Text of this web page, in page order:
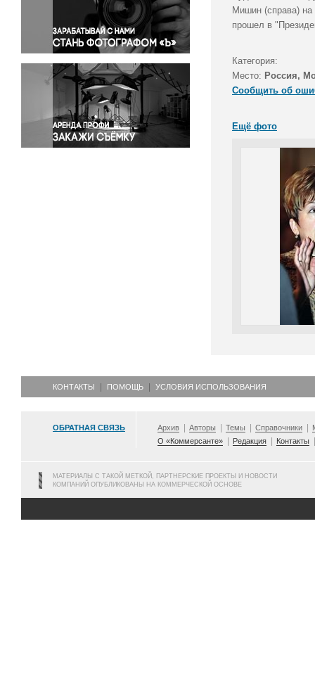
Правосудие
Происшествия и конфликты
Религия
Светская жизнь
Спорт
Экология
Экономика и бизнес
Мишин (справа) на
прошел в
Категория:
Место: Россия,
Сообщить об
Ещё фото
КОНТАКТЫ ПОМОЩЬ УСЛОВИЯ ИСПОЛЬЗОВАНИЯ
ОБРАТНАЯ СВЯЗЬ Архив Авторы Темы Справочники
О «Коммерсанте»
Редакция Контакты
МАТЕРИАЛЫ С ТАКОЙ МЕТКОЙ, ПАРТНЕРСКИЕ ПРОЕКТЫ И НОВОСТИ
КОМПАНИЙ ОПУБЛИКОВАНЫ НА КОММЕРЧЕСКОЙ ОСНОВЕ